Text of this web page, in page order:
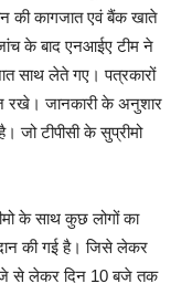
की कागजात एवं बैंक खाते
के बाद एनआईए टीम ने
साथ लेते गए। पत्रकारों
रखे। जानकारी के अनुशार
जो टीपीसी के सुप्रीमो
के साथ कुछ लोगों का
की गई है। जिसे लेकर
से लेकर दिन 10 बजे तक